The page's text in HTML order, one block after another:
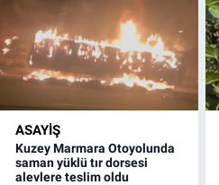
ASAYİŞ
Kuzey Marmara Otoyolunda
saman yüklü tır dorsesi
alevlere teslim oldu